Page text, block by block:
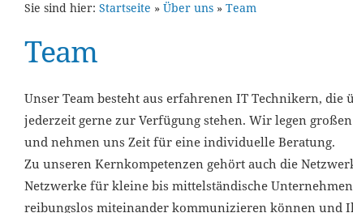
Sie sind hier: Startseite » Über uns » Team
Team
Unser Team besteht aus erfahrenen IT Technikern,
jederzeit gerne zur Verfügung stehen. Wir legen
und nehmen uns Zeit für eine individuelle Beratung.
Zu unseren Kernkompetenzen gehört auch die
Netzwerke für kleine bis mittelständische
reibungslos miteinander kommunizieren können und